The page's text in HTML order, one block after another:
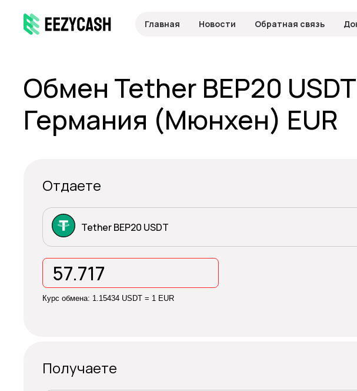
Главная Новости Обратная связь
Обмен Tether BEP20
Германия (Мюнхен) EUR
Отдаете
Tether BEP20 USDT
Курс обмена: 1.15434 USDT = 1 EUR
Получаете